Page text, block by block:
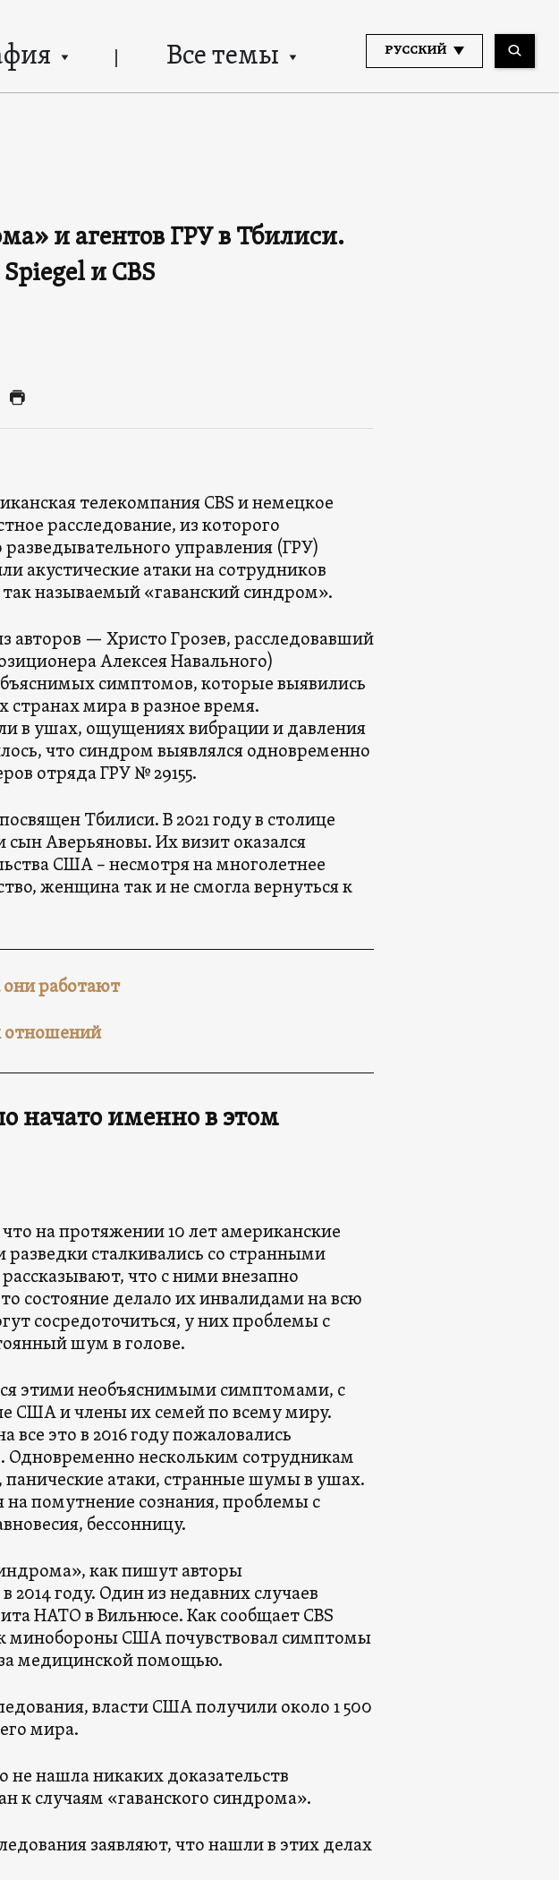
Все темы РУССКИЙ
и агентов ГРУ в Тбилиси.
и CBS
телекомпания CBS и немецкое
расследование, из которого
управления (ГРУ)
акустические атаки на сотрудников
называемый «гаванский синдром».
авторов — Христо Грозев, расследовавший
Алексея Навального)
симптомов, которые выявились
мира в разное время.
в ушах, ощущениях вибрации и давления
что синдром выявлялся одновременно
отряда ГРУ № 29155.
Тбилиси. В 2021 году в столице
сын Аверьяновы. Их визит оказался
США – несмотря на многолетнее
женщина так и не смогла вернуться к
работают
отношений
начато именно в этом
на протяжении 10 лет американские
сталкивались со странными
что с ними внезапно
состояние делало их инвалидами на всю
сосредоточиться, у них проблемы с
шум в голове.
этими необъяснимыми симптомами, с
США и члены их семей по всему миру.
это в 2016 году пожаловались
Одновременно нескольким сотрудникам
панические атаки, странные шумы в ушах.
помутнение сознания, проблемы с
бессонницу.
как пишут авторы
году. Один из недавних случаев
НАТО в Вильнюсе. Как сообщает CBS
минобороны США почувствовал симптомы
медицинской помощью.
власти США получили около 1 500
мира.
не нашла никаких доказательств
к случаям «гаванского синдрома».
заявляют, что нашли в этих делах